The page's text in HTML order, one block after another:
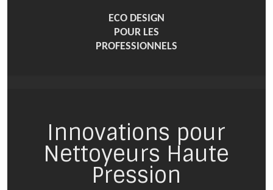
ECO DESIGN
POUR LES
PROFESSIONNELS
Innovations pour
Nettoyeurs Haute
Pression